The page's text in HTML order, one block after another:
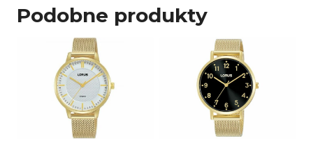
Podobne produkty